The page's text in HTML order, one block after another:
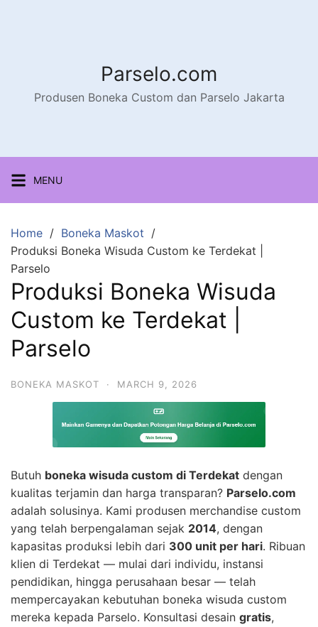
Parselo.com
Produsen Boneka Custom dan Parselo Jakarta
MENU
Home
Boneka Maskot
Produksi Boneka Wisuda Custom ke Terdekat |
Parselo
Produksi Boneka Wisuda
Custom ke Terdekat |
Parselo
BONEKA MASKOT · MARCH 9, 2026
Butuh boneka wisuda custom di Terdekat dengan
kualitas terjamin dan harga transparan? Parselo.com
adalah solusinya. Kami produsen merchandise custom
yang telah berpengalaman sejak 2014, dengan
kapasitas produksi lebih dari 300 unit per hari. Ribuan
klien di Terdekat — mulai dari individu, instansi
pendidikan, hingga perusahaan besar — telah
mempercayakan kebutuhan boneka wisuda custom
mereka kepada Parselo. Konsultasi desain gratis,